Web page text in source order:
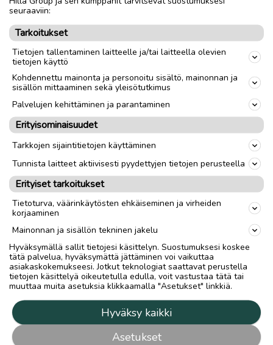
seuraaviin:
Tarkoitukset
Tietojen tallentaminen laitteelle ja/tai laitteella olevien
tietojen käyttö
Kohdennettu mainonta ja personoitu sisältö, mainonnan ja
sisällön mittaaminen sekä yleisötutkimus
Palvelujen kehittäminen ja parantaminen
Erityisominaisuudet
Tarkkojen sijaintitietojen käyttäminen
Tunnista laitteet aktiivisesti pyydettyjen tietojen perusteella
Erityiset tarkoitukset
Tietoturva, väärinkäytösten ehkäiseminen ja virheiden
korjaaminen
Mainonnan ja sisällön tekninen jakelu
Hyväksymällä sallit tietojesi käsittelyn. Suostumuksesi koskee
tätä palvelua, hyväksymättä jättäminen voi vaikuttaa
asiakaskokemukseesi. Jotkut teknologiat saattavat perustella
tietojen käsittelyä oikeutetulla edulla, voit vastustaa tätä tai
muuttaa muita asetuksia klikkaamalla "Asetukset" linkkiä.
Hyväksy kaikki
Asetukset